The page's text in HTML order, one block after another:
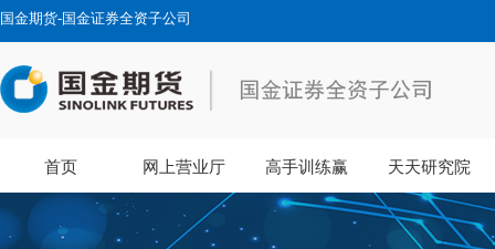
国金期货-国金证券全资子公司
首页 网上营业厅 高手训练赢 天天研究院